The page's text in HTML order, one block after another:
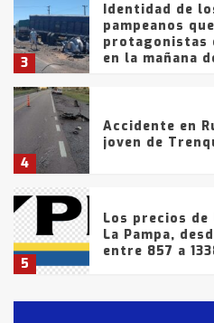
3
Identidad de
pampeanos
protagonistas
en la mañana
4
Accidente en
joven de
5
Los precios
La Pampa,
entre 857 a